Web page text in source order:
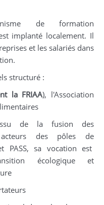
de formation
implanté localement. Il
et les salariés dans
structuré :
la FRIAA), l'Association
de la fusion des
des pôles de
PASS, sa vocation est
écologique et